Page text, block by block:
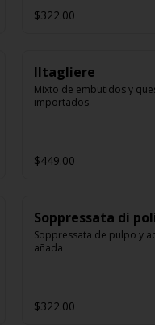
$322.00
Iltagliere
Mixto de embutidos y
importados
$449.00
Soppressata di
Soppressata de pulpo y
añada
$322.00